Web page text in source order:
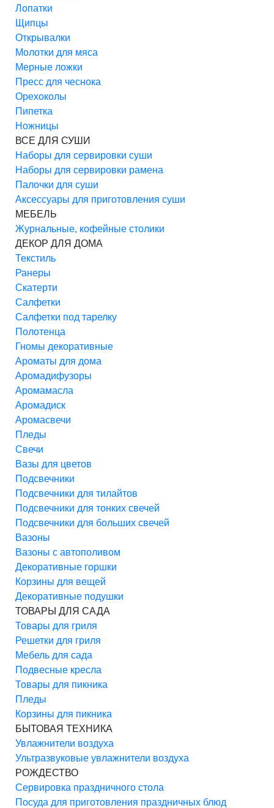
Лопатки
Щипцы
Открывалки
Молотки для мяса
Мерные ложки
Пресс для чеснока
Орехоколы
Пипетка
Ножницы
ВСЕ ДЛЯ СУШИ
Наборы для сервировки суши
Наборы для сервировки рамена
Палочки для суши
Аксессуары для приготовления суши
МЕБЕЛЬ
Журнальные, кофейные столики
ДЕКОР ДЛЯ ДОМА
Текстиль
Ранеры
Скатерти
Салфетки
Салфетки под тарелку
Полотенца
Гномы декоративные
Ароматы для дома
Аромадифузоры
Аромамасла
Аромадиск
Аромасвечи
Пледы
Свечи
Вазы для цветов
Подсвечники
Подсвечники для тилайтов
Подсвечники для тонких свечей
Подсвечники для больших свечей
Вазоны
Вазоны с автополивом
Декоративные горшки
Корзины для вещей
Декоративные подушки
ТОВАРЫ ДЛЯ САДА
Товары для гриля
Решетки для гриля
Мебель для сада
Подвесные кресла
Товары для пикника
Пледы
Корзины для пикника
БЫТОВАЯ ТЕХНИКА
Увлажнители воздуха
Ультразвуковые увлажнители воздуха
РОЖДЕСТВО
Сервировка праздничного стола
Посуда для приготовления праздничных блюд